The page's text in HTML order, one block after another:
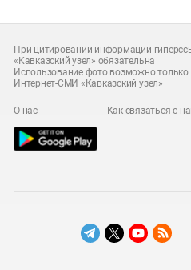
При цитировании информации
«Кавказский узел» обязательна
Использование фото возможно только
Интернет-СМИ «Кавказский узел»
О нас Как связаться с